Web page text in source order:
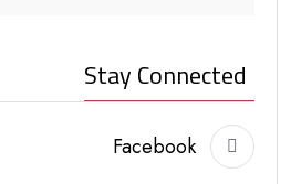
Stay Connected
Facebook